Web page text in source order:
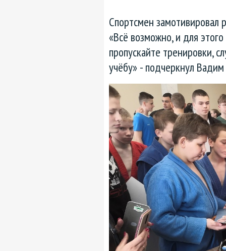
Спортсмен замотивировал
«Всё возможно, и для
пропускайте тренировки,
учёбу» - подчеркнул